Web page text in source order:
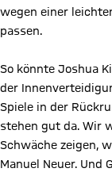
wegen einer
passen.
So könnte Joshua
der
Spiele in der
stehen gut da. Wir
Schwäche zeigen,
Manuel Neuer. Und